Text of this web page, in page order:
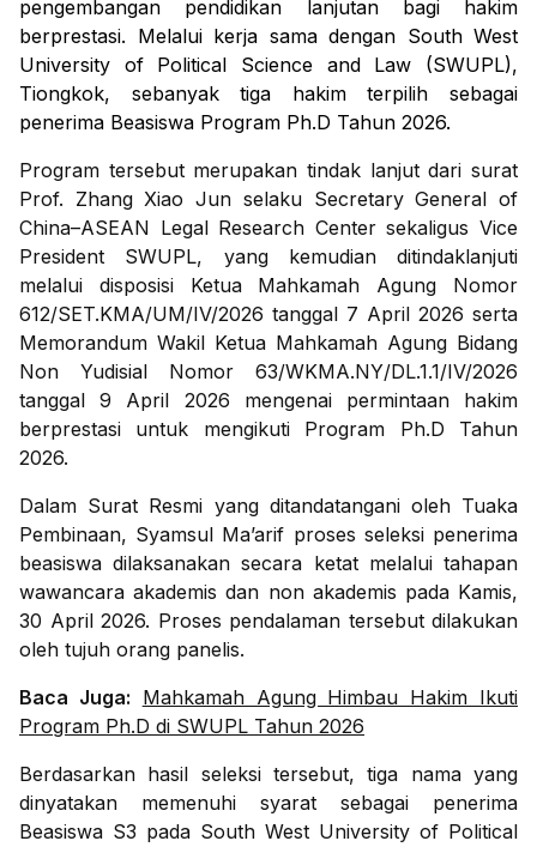
pengembangan pendidikan lanjutan bagi hakim
berprestasi. Melalui kerja sama dengan South West
University of Political Science and Law (SWUPL),
Tiongkok, sebanyak tiga hakim terpilih sebagai
penerima Beasiswa Program Ph.D Tahun 2026.
Program tersebut merupakan tindak lanjut dari surat
Prof. Zhang Xiao Jun selaku Secretary General of
China–ASEAN Legal Research Center sekaligus Vice
President SWUPL, yang kemudian ditindaklanjuti
melalui disposisi Ketua Mahkamah Agung Nomor
612/SET.KMA/UM/IV/2026 tanggal 7 April 2026 serta
Memorandum Wakil Ketua Mahkamah Agung Bidang
Non Yudisial Nomor 63/WKMA.NY/DL.1.1/IV/2026
tanggal 9 April 2026 mengenai permintaan hakim
berprestasi untuk mengikuti Program Ph.D Tahun
2026.
Dalam Surat Resmi yang ditandatangani oleh Tuaka
Pembinaan, Syamsul Ma’arif proses seleksi penerima
beasiswa dilaksanakan secara ketat melalui tahapan
wawancara akademis dan non akademis pada Kamis,
30 April 2026. Proses pendalaman tersebut dilakukan
oleh tujuh orang panelis.
Baca Juga: Mahkamah Agung Himbau Hakim Ikuti
Program Ph.D di SWUPL Tahun 2026
Berdasarkan hasil seleksi tersebut, tiga nama yang
dinyatakan memenuhi syarat sebagai penerima
Beasiswa S3 pada South West University of Political